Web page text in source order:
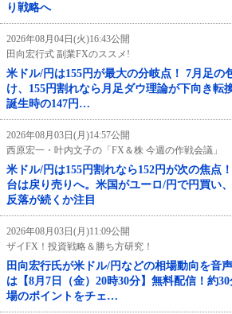
り戦略へ
2026年08月04日(火)16:43公開
田向宏行式 副業FXのススメ!
米ドル/円は155円が最大の分岐点！ 7月足の
け、155円割れなら月足ダウ理論が下向き転
誕生時の147円…
2026年08月03日(月)14:57公開
西原宏一・叶内文子の「FX＆株 今週の作戦会議」
米ドル/円は155円割れなら152円が次の焦点
台は戻り売りへ。米国がユーロ/円で円買い
反落が続くか注目
2026年08月03日(月)11:09公開
ザイFX！投資戦略＆勝ち方研究！
田向宏行氏が米ドル/円などの相場動向を音
は【8月7日（金）20時30分】無料配信！約
場のポイントをチェ…